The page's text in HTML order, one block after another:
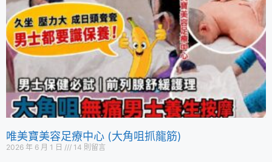
唯美寶美容足療中心 (大角咀抓龍筋)
2026 年 6 月 1 日 14 則留言